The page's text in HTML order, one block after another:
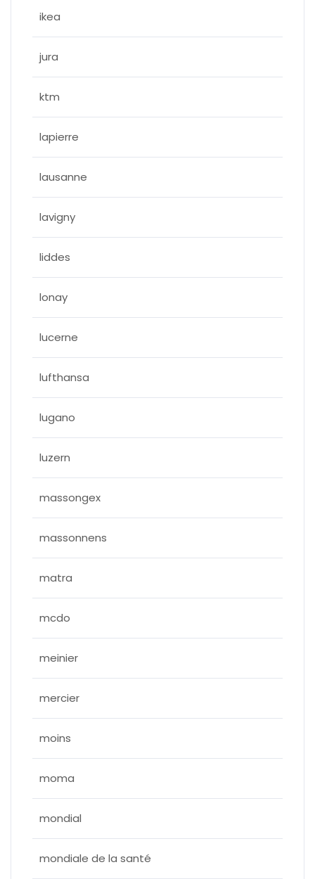
ikea
jura
ktm
lapierre
lausanne
lavigny
liddes
lonay
lucerne
lufthansa
lugano
luzern
massongex
massonnens
matra
mcdo
meinier
mercier
moins
moma
mondial
mondiale de la santé